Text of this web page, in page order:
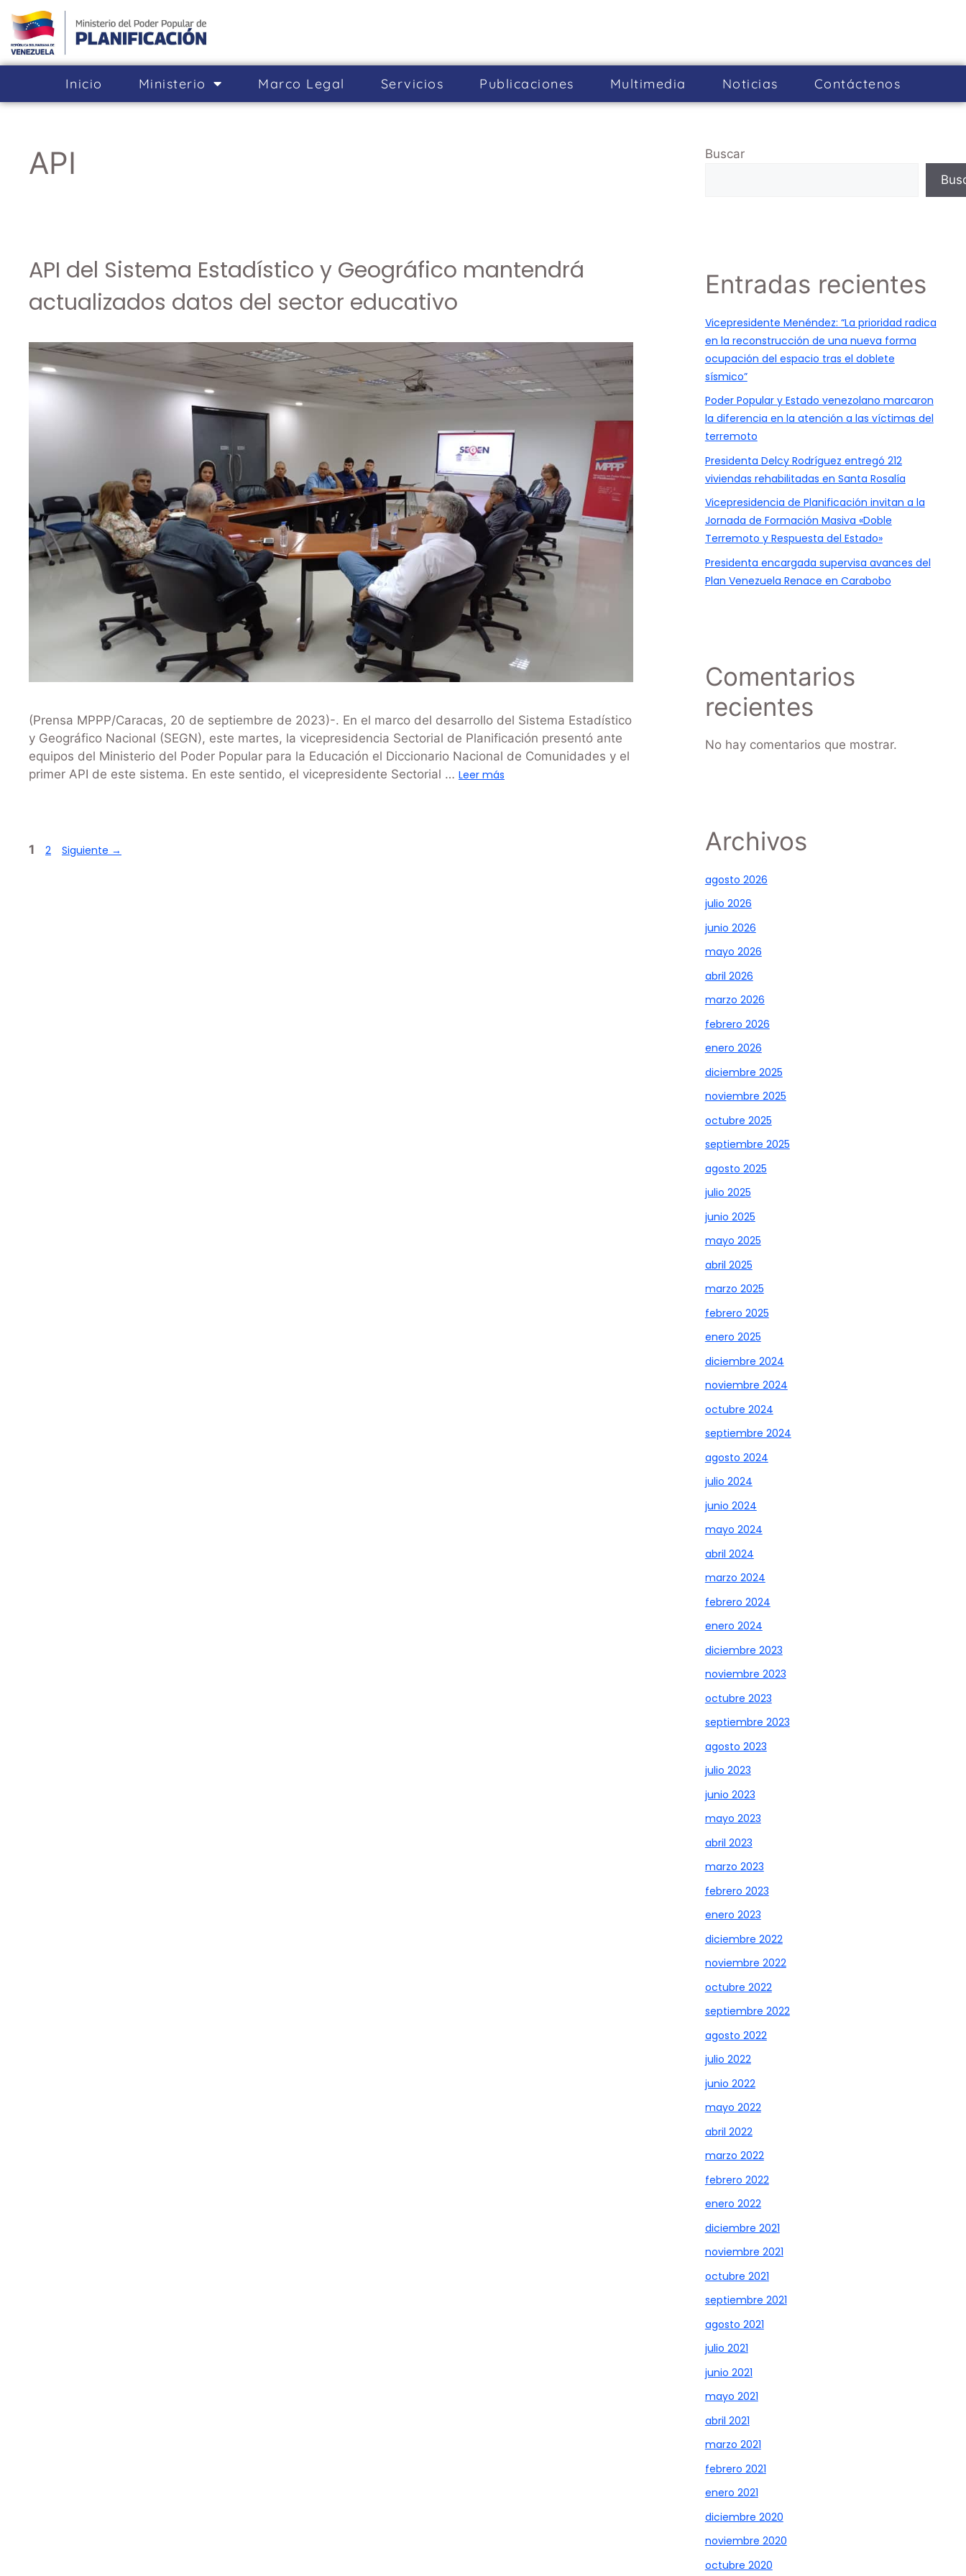
Inicio Ministerio Marco Legal Servicios Publicaciones Multimedia Noticias Cont­áctenos
API
API del Sistema Estadístico y Geográfico mantendrá
actualizados datos del sector educativo
(Prensa MPPP/Caracas, 20 de septiembre de 2023)-. En el marco del desarrollo del Sistema Estadístico
y Geográfico Nacional (SEGN), este martes, la vicepresidencia Sectorial de Planificación presentó ante
equipos del Ministerio del Poder Popular para la Educación el Diccionario Nacional de Comunidades y el
primer API de este sistema. En este sentido, el vicepresidente Sectorial … Leer más
1 2 Siguiente →
Buscar
Entradas recientes
Vicepresidente Menéndez: “La prioridad radica
en la reconstrucción de una nueva forma
ocupación del espacio tras el doblete
sísmico”
Poder Popular y Estado venezolano marcaron
la diferencia en la atención a las víctimas del
terremoto
Presidenta Delcy Rodríguez entregó 212
viviendas rehabilitadas en Santa Rosalía
Vicepresidencia de Planificación invitan a la
Jornada de Formación Masiva «Doble
Terremoto y Respuesta del Estado»
Presidenta encargada supervisa avances del
Plan Venezuela Renace en Carabobo
Comentarios
recientes
No hay comentarios que mostrar.
Archivos
agosto 2026
julio 2026
junio 2026
mayo 2026
abril 2026
marzo 2026
febrero 2026
enero 2026
diciembre 2025
noviembre 2025
octubre 2025
septiembre 2025
agosto 2025
julio 2025
junio 2025
mayo 2025
abril 2025
marzo 2025
febrero 2025
enero 2025
diciembre 2024
noviembre 2024
octubre 2024
septiembre 2024
agosto 2024
julio 2024
junio 2024
mayo 2024
abril 2024
marzo 2024
febrero 2024
enero 2024
diciembre 2023
noviembre 2023
octubre 2023
septiembre 2023
agosto 2023
julio 2023
junio 2023
mayo 2023
abril 2023
marzo 2023
febrero 2023
enero 2023
diciembre 2022
noviembre 2022
octubre 2022
septiembre 2022
agosto 2022
julio 2022
junio 2022
mayo 2022
abril 2022
marzo 2022
febrero 2022
enero 2022
diciembre 2021
noviembre 2021
octubre 2021
septiembre 2021
agosto 2021
julio 2021
junio 2021
mayo 2021
abril 2021
marzo 2021
febrero 2021
enero 2021
diciembre 2020
noviembre 2020
octubre 2020